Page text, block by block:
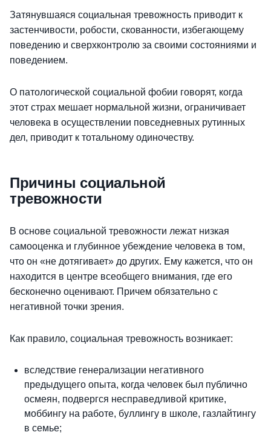
Затянувшаяся социальная тревожность приводит к
застенчивости, робости, скованности, избегающему
поведению и сверхконтролю за своими состояниями и
поведением.
О патологической социальной фобии говорят, когда
этот страх мешает нормальной жизни, ограничивает
человека в осуществлении повседневных рутинных
дел, приводит к тотальному одиночеству.
Причины социальной
тревожности
В основе социальной тревожности лежат низкая
самооценка и глубинное убеждение человека в том,
что он «не дотягивает» до других. Ему кажется, что он
находится в центре всеобщего внимания, где его
бесконечно оценивают. Причем обязательно с
негативной точки зрения.
Как правило, социальная тревожность возникает:
вследствие генерализации негативного
предыдущего опыта, когда человек был публично
осмеян, подвергся несправедливой критике,
моббингу на работе, буллингу в школе, газлайтингу
в семье;